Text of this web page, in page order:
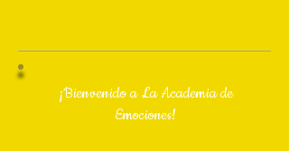
¡Bienvenido a La Academia de
Emociones!